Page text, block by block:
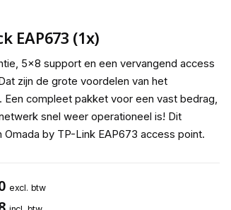
EAP673 (1x)
5x8 support en een vervangend access
zijn de grote voordelen van het
Een compleet pakket voor een vast bedrag,
snel weer operationeel is! Dit
Omada by TP-Link EAP673 access point.
excl. btw